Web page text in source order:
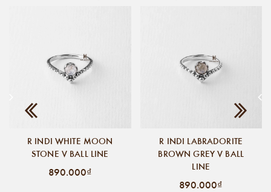
R INDI WHITE MOON
STONE V BALL LINE
890.000₫
R INDI LABRADORITE
BROWN GREY V BALL
LINE
890.000₫